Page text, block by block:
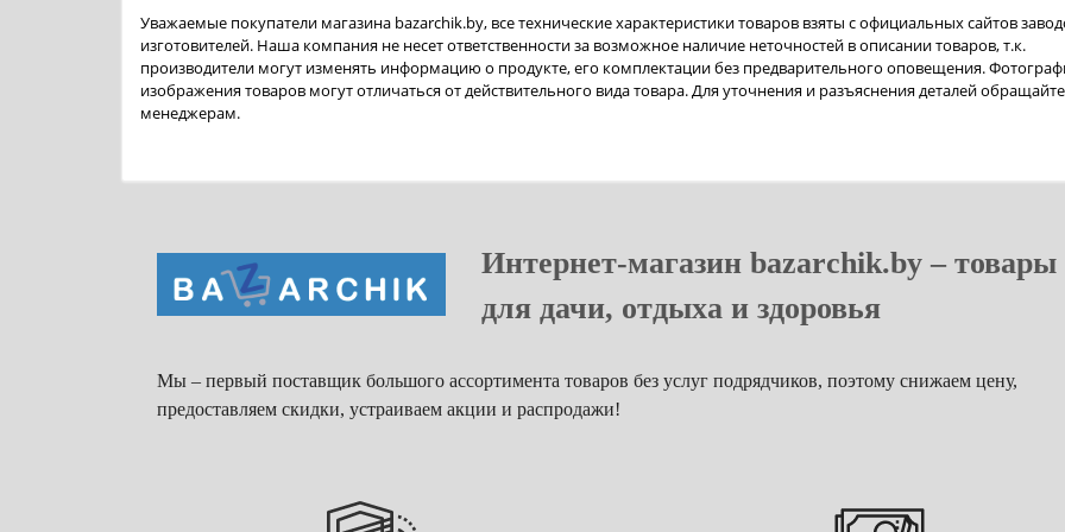
Уважаемые покупатели магазина bazarchik.by, все технические характеристики товаров взяты с официальных сайтов
изготовителей. Наша компания не несет ответственности за возможное наличие неточностей в описании товаров, т.к.
производители могут изменять информацию о продукте, его комплектации без предварительного оповещения.
изображения товаров могут отличаться от действительного вида товара. Для уточнения и разъяснения деталей
менеджерам.
Интернет-магазин bazarchik.by – товары
для дачи, отдыха и здоровья
Мы – первый поставщик большого ассортимента товаров без услуг подрядчиков, поэтому снижаем цену,
предоставляем скидки, устраиваем акции и распродажи!